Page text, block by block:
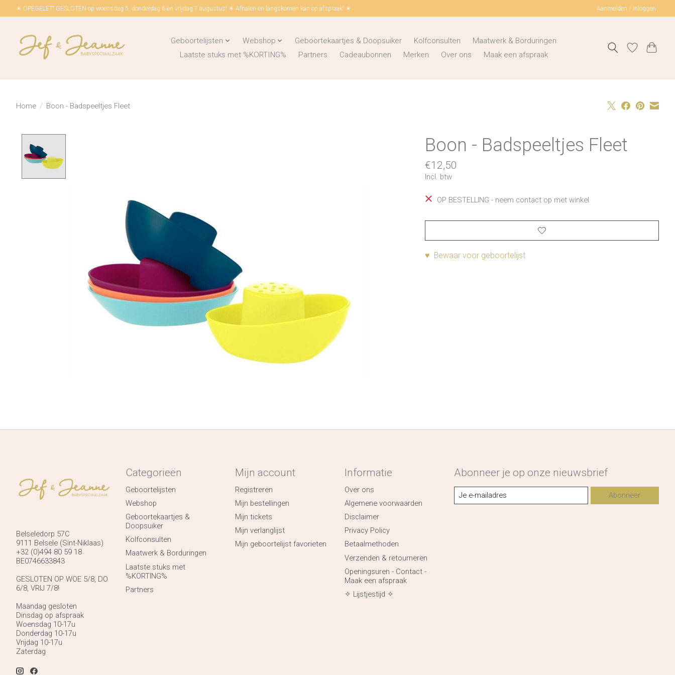
☀ OPEGELET! GESLOTEN op woensdag 5, donderdag 6 en vrijdag 7 augustus! ☀ Afhalen en langskomen kan op afspraak! ☀ Aanmelden / Inloggen
Geboortelijsten Webshop Geboortekaartjes & Doopsuiker Kolfconsulten
Maatwerk & Borduringen
Laatste stuks met %KORTING%
Partners Cadeaubonnen Merken Over ons Maak een afspraak
Home / Boon - Badspeeltjes Fleet
Boon - Badspeeltjes Fleet
€12,50
Incl. btw
OP BESTELLING - neem contact op met winkel
♥ Bewaar voor geboortelijst
Belseledorp 57C
9111 Belsele (Sint-Niklaas)
+32 (0)494 80 59 18
BE0746633843
GESLOTEN OP WOE 5/8, DO
6/8, VRIJ 7/8!
Maandag gesloten
Dinsdag op afspraak
Woensdag 10-17u
Donderdag 10-17u
Vrijdag 10-17u
Zaterdag
Categorieën
Geboortelijsten
Webshop
Geboortekaartjes &
Doopsuiker
Kolfconsulten
Maatwerk & Borduringen
Laatste stuks met
%KORTING%
Partners
Mijn account
Registreren
Mijn bestellingen
Mijn tickets
Mijn verlanglijst
Mijn geboortelijst favorieten
Informatie
Over ons
Algemene voorwaarden
Disclaimer
Privacy Policy
Betaalmethoden
Verzenden & retourneren
Openingsuren - Contact -
Maak een afspraak
✧ Lijstjestijd ✧
Abonneer je op onze nieuwsbrief
Abonneer